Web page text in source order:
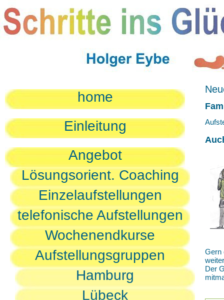
home
Einleitung
Angebot
Lösungsorient. Coaching
Einzelaufstellungen
telefonische Aufstellungen
Wochenendkurse
Aufstellungsgruppen
Hamburg
Lübeck
Gern
Der